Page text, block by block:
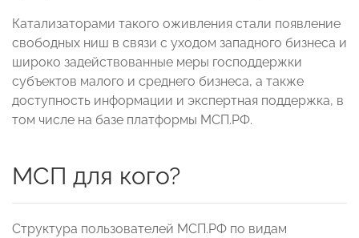
Катализаторами такого оживления стали появление
свободных ниш в связи с уходом западного бизнеса и
широко задействованные меры господдержки
субъектов малого и среднего бизнеса, а также
доступность информации и экспертная поддержка, в
том числе на базе платформы МСП.РФ.
МСП для кого?
Структура пользователей МСП.РФ по видам